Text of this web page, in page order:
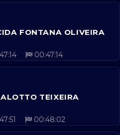
FONTANA OLIVEIRA
00:47:14
TEIXEIRA
00:48:02